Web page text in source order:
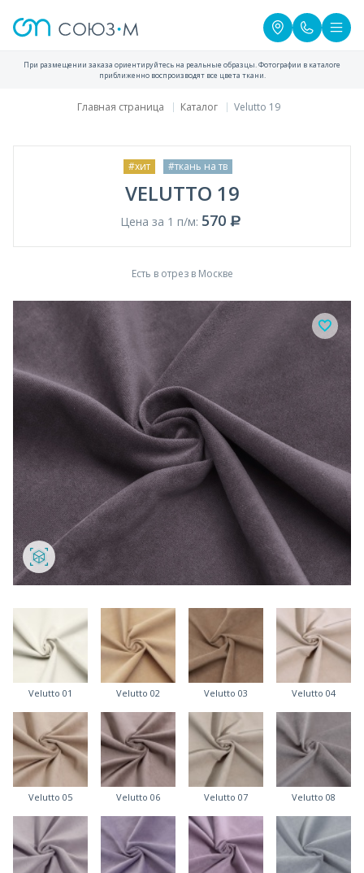
При размещении заказа ориентируйтесь на реальные образцы. Фотографии в каталоге
приближенно воспроизводят все цвета ткани.
Главная страница Каталог Velutto 19
#хит #ткань на тв
VELUTTO 19
Цена за 1 п/м: 570
Есть в отрез в Москве
Velutto 01 Velutto 02 Velutto 03 Velutto 04
Velutto 05 Velutto 06 Velutto 07 Velutto 08